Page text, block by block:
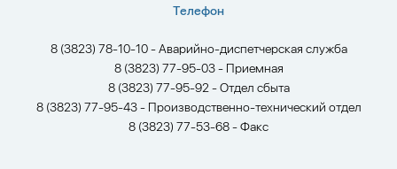
Телефон
8 (3823) 78-10-10 - Аварийно-диспетчерская служба
8 (3823) 77-95-03 - Приемная
8 (3823) 77-95-92 - Отдел сбыта
8 (3823) 77-95-43 - Производственно-технический отдел
8 (3823) 77-53-68 - Факс